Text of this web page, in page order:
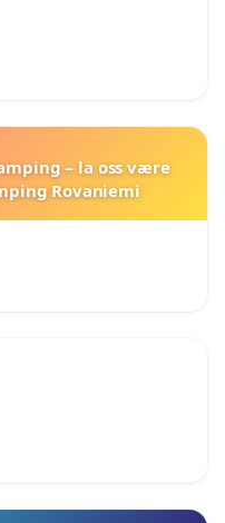
– la oss være
Rovaniemi